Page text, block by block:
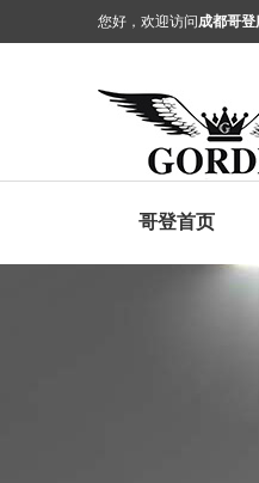
您好，欢迎访问成都哥登
哥登首页